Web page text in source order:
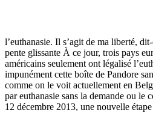
l’euthanasie. Il s’agit de ma liberté,
pente glissante À ce jour, trois pays
américains seulement ont légalisé
impunément cette boîte de Pandore
comme on le voit actuellement en
par euthanasie sans la demande ou le
12 décembre 2013, une nouvelle